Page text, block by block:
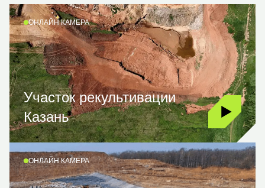
ОНЛАЙН КАМЕРА
Участок рекультивации
Казань
ОНЛАЙН КАМЕРА